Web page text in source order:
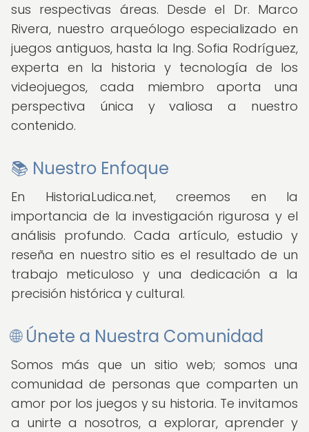
sus respectivas áreas. Desde el Dr. Marco
Rivera, nuestro arqueólogo especializado en
juegos antiguos, hasta la Ing. Sofia Rodríguez,
experta en la historia y tecnología de los
videojuegos, cada miembro aporta una
perspectiva única y valiosa a nuestro
contenido.
📚 Nuestro Enfoque
En HistoriaLudica.net, creemos en la
importancia de la investigación rigurosa y el
análisis profundo. Cada artículo, estudio y
reseña en nuestro sitio es el resultado de un
trabajo meticuloso y una dedicación a la
precisión histórica y cultural.
🌐 Únete a Nuestra Comunidad
Somos más que un sitio web; somos una
comunidad de personas que comparten un
amor por los juegos y su historia. Te invitamos
a unirte a nosotros, a explorar, aprender y